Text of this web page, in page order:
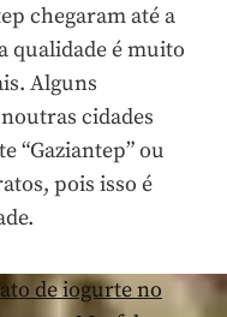
chegaram até a
qualidade é muito
Alguns
cidades
“Gaziantep” ou
pois isso é